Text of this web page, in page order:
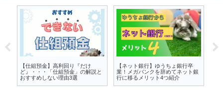
【仕組預金】高利回り『だけ
ど』・・・「仕組預金」の解説と
おすすめしない理由3選
【ネット銀行】ゆうちょ銀行卒
業！メガバンクを辞めてネット銀
行に移るメリット4つ紹介